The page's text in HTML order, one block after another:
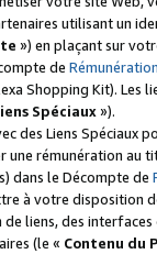
utilisant un
») en plaçant sur
de
Shopping Kit).
Spéciaux»).
des Liens Spéciaux
rémunération
dans le Décompte de
à votre disposition
liens, des
(le « Contenu du